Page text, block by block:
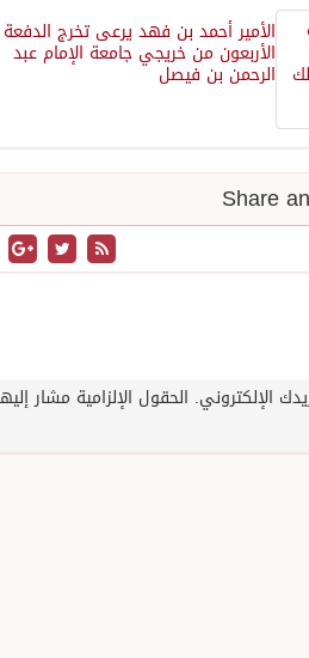
الأمير أحمد بن فهد يرعى تخرج الدفعة
الأربعون من خريجي جامعة الإمام عبد
الرحمن بن فيصل
الإلكتروني. الحقول الإلزامية مشار